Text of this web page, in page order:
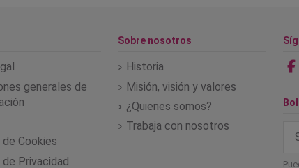
generales de
Cookies
Privacidad
Sobre nosotros
Historia
Misión, visión y valores
¿Quienes somos?
Trabaja con nosotros